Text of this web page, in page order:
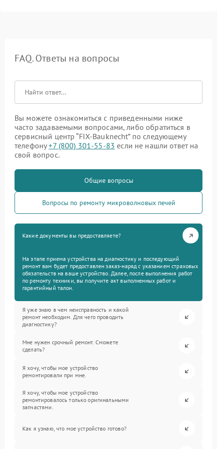
FAQ. Ответы на вопросы
Вы можете ознакомиться с приведенными ниже
часто задаваемыми вопросами, либо обратиться в
сервисный центр “FIX-Bauknecht” по следующему
телефону+7 (800) 301-55-83 если не нашли ответ на
свой вопрос.
Общие вопросы
Вопросы по ремонту микроволновых печей
Какие документы вы предоставляете?
На этапе приема устройства на диагностику и последующий
ремонт вам будет предоставлен заказ-наряд с указанием страховых
обязательств на ваше устройство. Далее, после выполнения работ
по ремонту техники, вы получите акт выполненных работ и
гарантийный талон.
Я уже знаю в чем неисправность и какой
ремонт необходим. Для чего проводить
диагностику?
Мне нужен срочный ремонт. Сможете
сделать?
Я хочу, чтобы мое устройство
ремонтировали при мне.
Я хочу, чтобы мое устройство
ремонтировалось только оригинальными
запчастями.
Как я узнаю, что мое устройство готово?